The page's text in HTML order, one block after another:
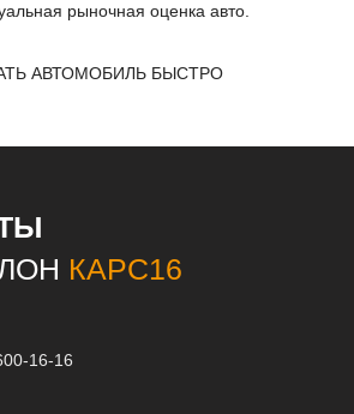
рыночная оценка авто.
АВТОМОБИЛЬ БЫСТРО
КАРС16
16-16